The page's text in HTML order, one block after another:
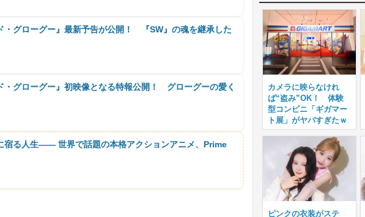
・グローグー』最新予告が公開！ 『SW』の魂を継承した
・グローグー』初映像となる特報公開！ グローグーの愛く
宿る人生―― 世界で話題の本格アクションアニメ、Prime
カメラに映らなけれ
ば“盗み”OK！ 体験
型コンビニ「ギガマー
ト展」がヤバすぎたｗ
ピンクの衣装がステ